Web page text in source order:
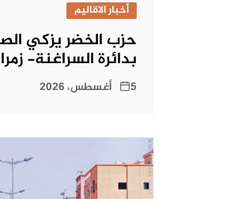
أخبار الاقاليم
حزب الخضر يزكي
بدائرة السراغنة-
5 أغسطس، 2026